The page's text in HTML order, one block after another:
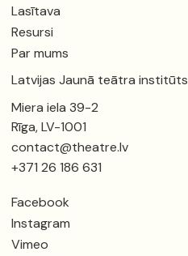
Lasītava
Resursi
Par mums
Latvijas Jaunā teātra institūts
Miera iela 39-2
Rīga, LV-1001
contact@theatre.lv
+371 26 186 631
Facebook
Instagram
Vimeo